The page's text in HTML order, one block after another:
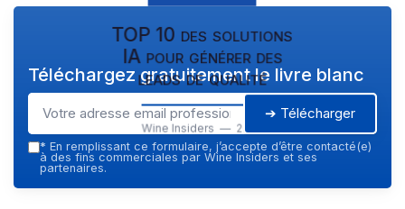
TOP 10 des solutions
IA pour générer des
leads de qualité
Wine Insiders — 2026
Téléchargez gratuitement le livre blanc
➔ Télécharger
* En remplissant ce formulaire, j’accepte d’être contacté(e)
à des fins commerciales par Wine Insiders et ses
partenaires.